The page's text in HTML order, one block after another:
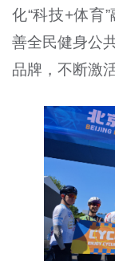
化“科技+体育
善全民健身公
品牌，不断激